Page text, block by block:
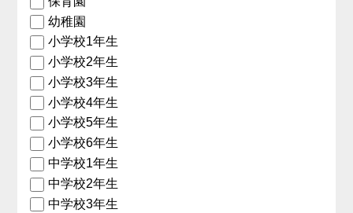
幼稚園
小学校1年生
小学校2年生
小学校3年生
小学校4年生
小学校5年生
小学校6年生
中学校1年生
中学校2年生
中学校3年生